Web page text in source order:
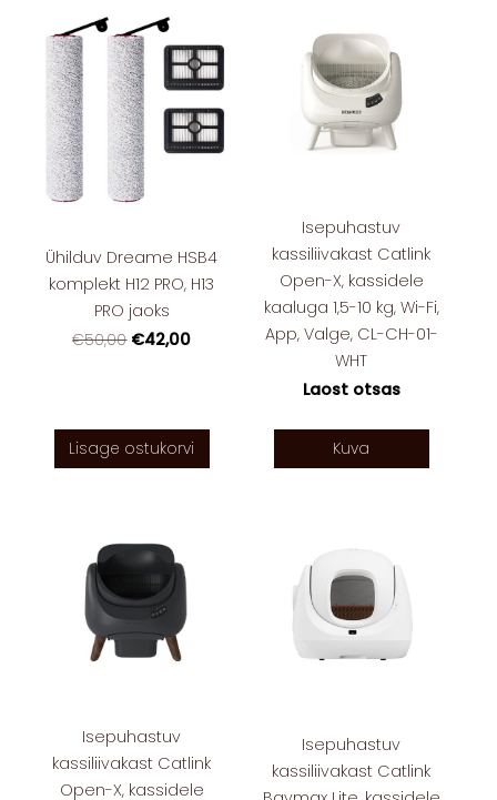
Ühilduv Dreame HSB4
komplekt H12 PRO, H13
PRO jaoks
€50,00 €42,00
Lisage ostukorvi
Isepuhastuv
kassiliivakast Catlink
Open-X, kassidele
kaaluga 1,5-10 kg, Wi-Fi,
App, Valge, CL-CH-01-
WHT
Laost otsas
Kuva
Isepuhastuv
kassiliivakast Catlink
Open-X, kassidele
Isepuhastuv
kassiliivakast Catlink